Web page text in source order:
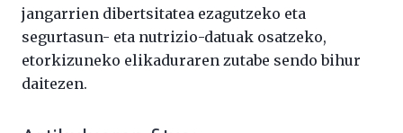
jangarrien dibertsitatea ezagutzeko eta
segurtasun- eta nutrizio-datuak osatzeko,
etorkizuneko elikaduraren zutabe sendo bihur
daitezen.